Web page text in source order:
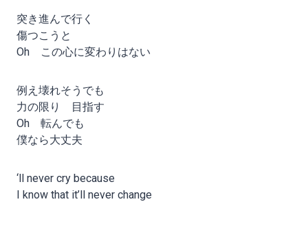
突き進んで行く
傷つこうと
Oh この心に変わりはない
例え壊れそうでも
力の限り 目指す
Oh 転んでも
僕なら大丈夫
‘ll never cry because
I know that it’ll never change